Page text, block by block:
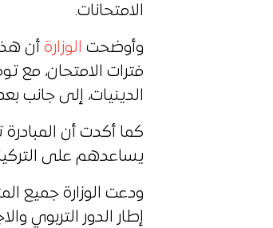
الامتحانات.
وأوضحت الوزارة أن
فترات الامتحان، مع
الدينيات، إلى جانب
كما أكدت أن
يساعدهم على
ودعت الوزارة جميع
إطار الدور التربوي